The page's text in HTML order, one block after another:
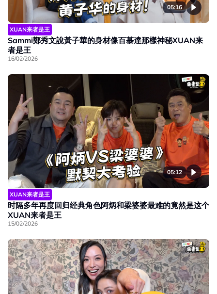
05:16
XUAN来者是王
Sammi鄭秀文說黃子華的身材像百慕達那樣神秘XUAN来
者是王
16/02/2026
05:12
XUAN来者是王
时隔多年再度回归经典角色阿炳和梁婆婆最难的竟然是这个
XUAN来者是王
15/02/2026